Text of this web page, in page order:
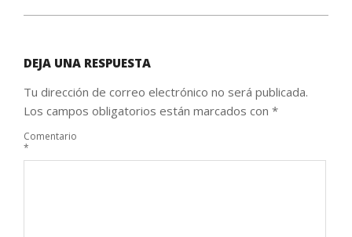
DEJA UNA RESPUESTA
Tu dirección de correo electrónico no será publicada.
Los campos obligatorios están marcados con *
Comentario
*